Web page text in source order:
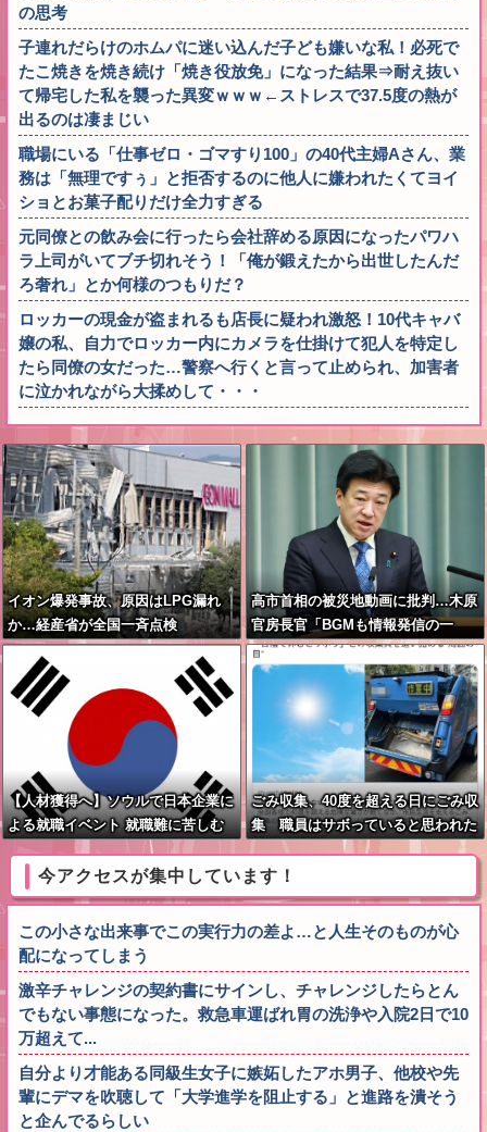
の思考
子連れだらけのホムパに迷い込んだ子ども嫌いな私！必死で
たこ焼きを焼き続け「焼き役放免」になった結果⇒耐え抜い
て帰宅した私を襲った異変ｗｗｗ←ストレスで37.5度の熱が
出るのは凄まじい
職場にいる「仕事ゼロ・ゴマすり100」の40代主婦Aさん、業
務は「無理ですぅ」と拒否するのに他人に嫌われたくてヨイ
ショとお菓子配りだけ全力すぎる
元同僚との飲み会に行ったら会社辞める原因になったパワハ
ラ上司がいてブチ切れそう！「俺が鍛えたから出世したんだ
ろ奢れ」とか何様のつもりだ？
ロッカーの現金が盗まれるも店長に疑われ激怒！10代キャバ
嬢の私、自力でロッカー内にカメラを仕掛けて犯人を特定し
たら同僚の女だった…警察へ行くと言って止められ、加害者
に泣かれながら大揉めして・・・
イオン爆発事故、原因はLPG漏れ
か…経産省が全国一斉点検
高市首相の被災地動画に批判…木原
官房長官「BGMも情報発信の一
つ」
【人材獲得へ】ソウルで日本企業に
よる就職イベント 就職難に苦しむ
韓国の若者が日本に注目
ごみ収集、40度を超える日にごみ収
集 職員はサボっていると思われた
くなくて休めない現実
今アクセスが集中しています！
この小さな出来事でこの実行力の差よ…と人生そのものが心
配になってしまう
激辛チャレンジの契約書にサインし、チャレンジしたらとん
でもない事態になった。救急車運ばれ胃の洗浄や入院2日で10
万超えて...
自分より才能ある同級生女子に嫉妬したアホ男子、他校や先
輩にデマを吹聴して「大学進学を阻止する」と進路を潰そう
と企んでるらしい